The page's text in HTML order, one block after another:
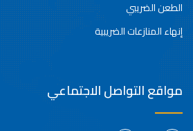
الطعن الضريبي
إنهاء المنازعات الضريبية
مواقع التواصل الاجتماعي